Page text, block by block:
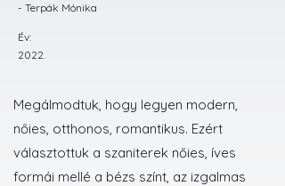
- Terpák Mónika
Év:
2022.
Megálmodtuk, hogy legyen modern,
nőies, otthonos, romantikus. Ezért
választottuk a szaniterek nőies, íves
formái mellé a bézs színt, az izgalmas